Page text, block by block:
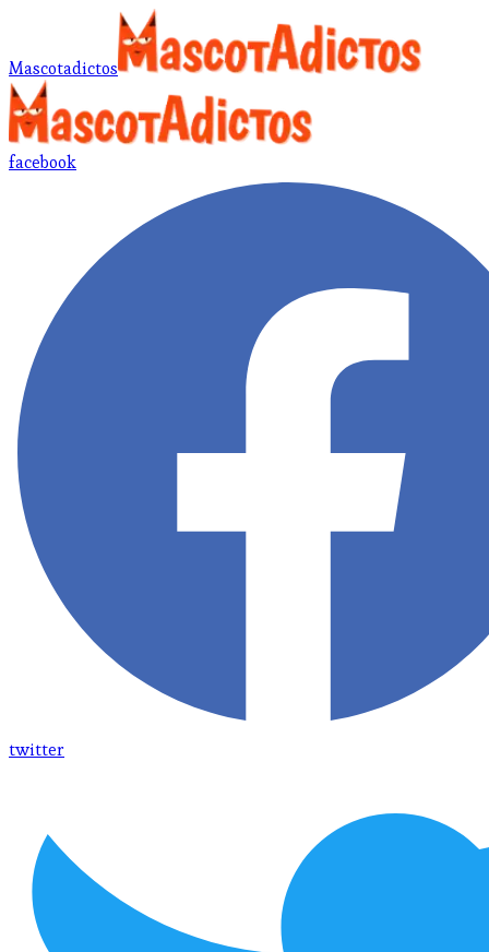
Mascotadictos
facebook
twitter